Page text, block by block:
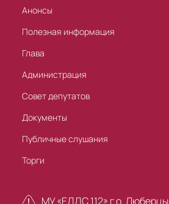
Анонсы
Полезная информация
Глава
Администрация
Совет депутатов
Документы
Публичные слушания
Торги
МУ «ЕДДС 112» г.о. Люберцы